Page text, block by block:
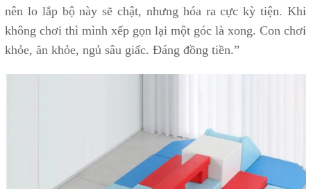
nên lo lắp bộ này sẽ chật, nhưng hóa ra cực kỳ tiện. Khi
không chơi thì mình xếp gọn lại một góc là xong. Con chơi
khỏe, ăn khỏe, ngủ sâu giấc. Đáng đồng tiền.”